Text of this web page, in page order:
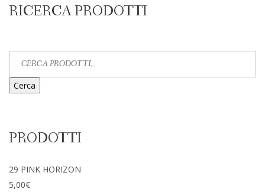
RICERCA PRODOTTI
Cerca
PRODOTTI
29 PINK HORIZON
5,00€